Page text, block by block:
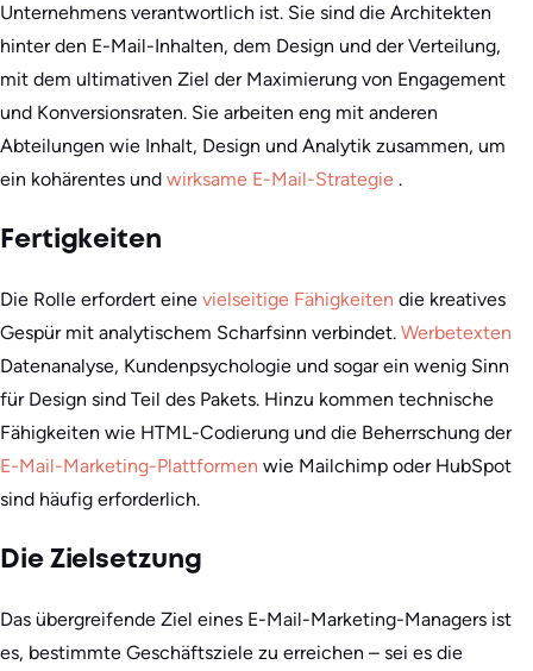
Unternehmens verantwortlich ist. Sie sind die Architekten
hinter den E-Mail-Inhalten, dem Design und der Verteilung,
mit dem ultimativen Ziel der Maximierung von Engagement
und Konversionsraten. Sie arbeiten eng mit anderen
Abteilungen wie Inhalt, Design und Analytik zusammen, um
ein kohärentes und wirksame E-Mail-Strategie .
Fertigkeiten
Die Rolle erfordert eine vielseitige Fähigkeiten die kreatives
Gespür mit analytischem Scharfsinn verbindet. Werbetexten
Datenanalyse, Kundenpsychologie und sogar ein wenig Sinn
für Design sind Teil des Pakets. Hinzu kommen technische
Fähigkeiten wie HTML-Codierung und die Beherrschung der
E-Mail-Marketing-Plattformen wie Mailchimp oder HubSpot
sind häufig erforderlich.
Die Zielsetzung
Das übergreifende Ziel eines E-Mail-Marketing-Managers ist
es, bestimmte Geschäftsziele zu erreichen – sei es die